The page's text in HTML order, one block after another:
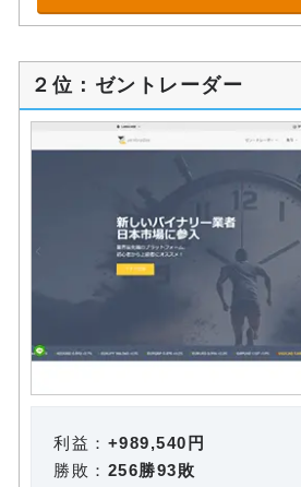
２位：ゼントレーダー
利益： +989,540円
勝敗： 256勝93敗